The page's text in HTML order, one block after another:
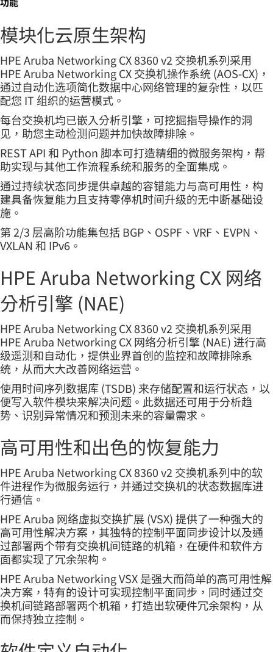
模块化云原生架构
HPE Aruba Networking CX 8360 v2 交换机系列采用
HPE Aruba Networking CX 交换机操作系统 (AOS-CX)，
通过自动化选项简化数据中心网络管理的复杂性，以匹
配您 IT 组织的运营模式。
每台交换机均已嵌入分析引擎，可挖掘指导操作的洞
见，助您主动检测问题并加快故障排除。
REST API 和 Python 脚本可打造精细的微服务架构，帮
助实现与其他工作流程系统和服务的全面集成。
通过持续状态同步提供卓越的容错能力与高可用性，构
建具备恢复能力且支持零停机时间升级的无中断基础设
施。
第 2/3 层高阶功能集包括 BGP、OSPF、VRF、EVPN、
VXLAN 和 IPv6。
HPE Aruba Networking CX 网络
分析引擎 (NAE)
HPE Aruba Networking CX 8360 v2 交换机系列采用
HPE Aruba Networking CX 网络分析引擎 (NAE) 进行高
级遥测和自动化，提供业界首创的监控和故障排除系
统，从而大大改善网络运营。
使用时间序列数据库 (TSDB) 来存储配置和运行状态，以
便写入软件模块来解决问题。此数据还可用于分析趋
势、识别异常情况和预测未来的容量需求。
高可用性和出色的恢复能力
HPE Aruba Networking CX 8360 v2 交换机系列中的软
件进程作为微服务运行，并通过交换机的状态数据库进
行通信。
HPE Aruba 网络虚拟交换扩展 (VSX) 提供了一种强大的
高可用性解决方案，其独特的控制平面同步设计以及通
过部署两个带有交换机间链路的机箱，在硬件和软件方
面都实现了冗余架构。
HPE Aruba Networking VSX 是强大而简单的高可用性解
决方案，特有的设计可实现控制平面同步，同时通过交
换机间链路部署两个机箱，打造出软硬件冗余架构，从
而保持独立控制。